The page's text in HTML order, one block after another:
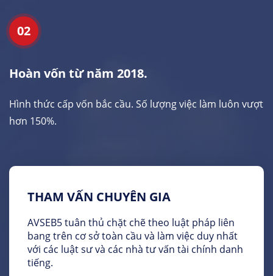
THAM VẤN CHUYÊN GIA
AVSEB5 tuân thủ chặt chẽ theo luật pháp liên
bang trên cơ sở toàn cầu và làm việc duy nhất
với các luật sư và các nhà tư vấn tài chính danh
tiếng.
02
Hoàn vốn từ năm 2018.
Hình thức cấp vốn bắc cầu. Số lượng việc làm luôn vượt
hơn 150%.